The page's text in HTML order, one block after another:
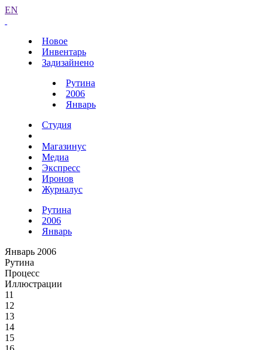
EN
Новое
Инвентарь
Задизайнено
Рутина
2006
Январь
Студия
Магазинус
Медиа
Экспресс
Иронов
Журналус
Рутина
2006
Январь
Январь 2006
Рутина
Процесс
Иллюстрации
11
12
13
14
15